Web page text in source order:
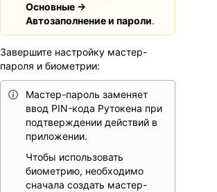
Основные →
Автозаполнение и пароли.
Завершите настройку мастер-
пароля и биометрии:
Мастер-пароль заменяет
ввод PIN-кода Рутокена при
подтверждении действий в
приложении.
Чтобы использовать
биометрию, необходимо
сначала создать мастер-